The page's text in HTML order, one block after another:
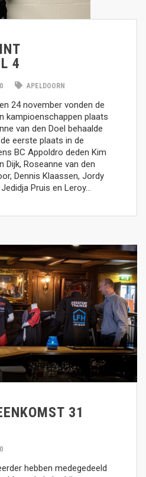
4
0 APELDOORN
24 november vonden de
kampioenschappen plaats
van den Doel behaalde
eerste plaats in de
BC Appoldro deden Kim
Dijk, Roseanne van den
Dennis Klaassen, Jordy
Pruis en Leroy…
31
0
hebben medegedeeld